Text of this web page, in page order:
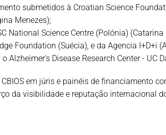
submetidos à Croatian Science
Menezes);
National Science Centre (Polónia) (Catarina
Foundation (Suécia), e da Agencia I+D+i
Alzheimer's Disease Research Center - UC
em júris e painéis de financiamento
da visibilidade e reputação internacional